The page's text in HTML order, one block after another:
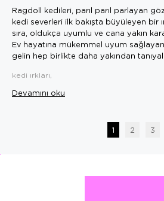
Ragdoll kedileri, parıl parıl parlayan
kedi severleri ilk bakışta büyüleyen bir
sıra, oldukça uyumlu ve cana yakın
Ev hayatına mükemmel uyum sağlayan
gelin hep birlikte daha yakından
kedi ırkları,
Devamını oku
1 2 3